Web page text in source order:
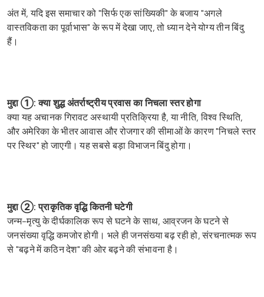
अंत में, यदि इस समाचार को "सिर्फ एक सांख्यिकी" के बजाय "अगले
वास्तविकता का पूर्वाभास" के रूप में देखा जाए, तो ध्यान देने योग्य तीन बिंदु
हैं।
मुद्दा ①: क्या शुद्ध अंतर्राष्ट्रीय प्रवास का निचला स्तर होगा
क्या यह अचानक गिरावट अस्थायी प्रतिक्रिया है, या नीति, विश्व स्थिति,
और अमेरिका के भीतर आवास और रोजगार की सीमाओं के कारण "निचले स्तर
पर स्थिर" हो जाएगी। यह सबसे बड़ा विभाजन बिंदु होगा।
मुद्दा ②: प्राकृतिक वृद्धि कितनी घटेगी
जन्म-मृत्यु के दीर्घकालिक रूप से घटने के साथ, आव्रजन के घटने से
जनसंख्या वृद्धि कमजोर होगी। भले ही जनसंख्या बढ़ रही हो, संरचनात्मक रूप
से "बढ़ने में कठिन देश" की ओर बढ़ने की संभावना है।